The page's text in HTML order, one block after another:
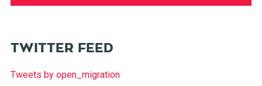
TWITTER FEED
Tweets by open_migration